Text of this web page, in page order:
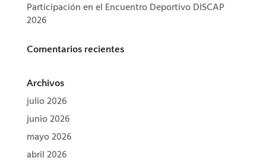
Participación en el Encuentro Deportivo DISCAP
2026
Comentarios recientes
Archivos
julio 2026
junio 2026
mayo 2026
abril 2026